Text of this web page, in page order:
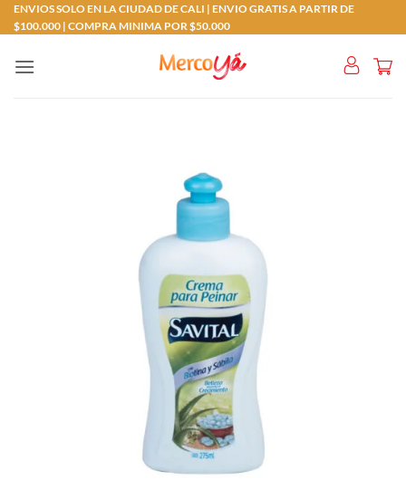
Saltar
al
ENVIOS SOLO EN LA CIUDAD DE CALI | ENVIO GRATIS A PARTIR DE
$100.000 | COMPRA MINIMA POR $50.000